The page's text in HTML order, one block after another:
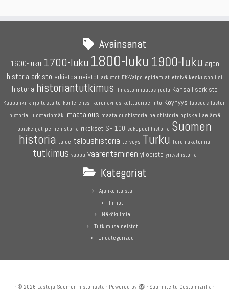
Avainsanat
1600-luku 1700-luku 1800-luku 1900-luku arjen
historia arkisto arkistoaineistot arkistot EK-Valpo epidemiat etsivä keskuspoliisi
historia historiantutkimus ilmastonmuutos joulu Kansallisarkisto
Kaupunki kirjoitustaito konferenssi koronavirus kulttuuriperintö Köyhyys lapsuus lasten
historia Luostarinmäki maatalous maataloushistoria naishistoria opiskelijaelämä
opiskelijat perhehistoria rikokset SH 100 sukupuolihistoria Suomen
historia taide taloushistoria terveys Turku Turun akatemia
tutkimus vappu väärentäminen yliopisto yrityshistoria
Kategoriat
Ajankohtaista
Ilmiöt
Näkökulmia
Tutkimusaineistot
Uncategorized
· © 2026 Lastuja Suomen historiasta · Powered by · Suunniteltu Customizrilla ·